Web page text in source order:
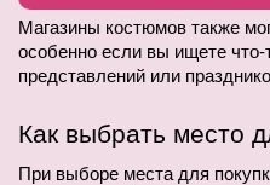
Магазины костюмов также
особенно если вы ищете что-
представлений или
Как выбрать место
При выборе места для